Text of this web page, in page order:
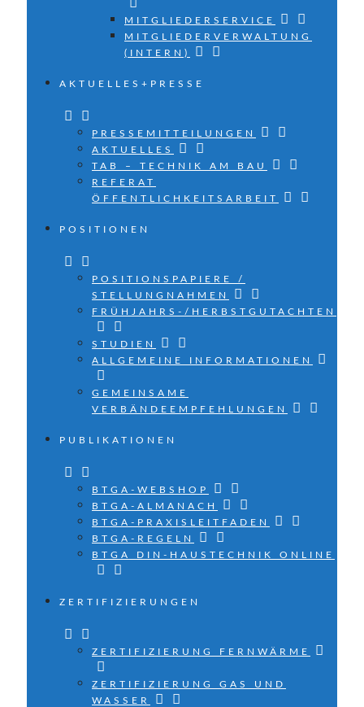
MITGLIEDERSERVICE
MITGLIEDERVERWALTUNG
(INTERN)
AKTUELLES+PRESSE
PRESSEMITTEILUNGEN
AKTUELLES
TAB – TECHNIK AM BAU
REFERAT
ÖFFENTLICHKEITSARBEIT
POSITIONEN
POSITIONSPAPIERE /
STELLUNGNAHMEN
FRÜHJAHRS-/HERBSTGUTACHTEN
STUDIEN
ALLGEMEINE INFORMATIONEN
GEMEINSAME
VERBÄNDEEMPFEHLUNGEN
PUBLIKATIONEN
BTGA-WEBSHOP
BTGA-ALMANACH
BTGA-PRAXISLEITFADEN
BTGA-REGELN
BTGA DIN-HAUSTECHNIK ONLINE
ZERTIFIZIERUNGEN
ZERTIFIZIERUNG FERNWÄRME
ZERTIFIZIERUNG GAS UND
WASSER